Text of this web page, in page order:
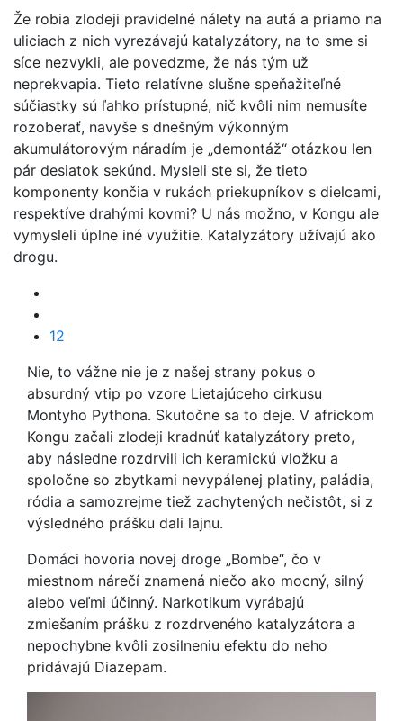
Že robia zlodeji pravidelné nálety na autá a priamo na
uliciach z nich vyrezávajú katalyzátory, na to sme si
síce nezvykli, ale povedzme, že nás tým už
neprekvapia. Tieto relatívne slušne speňažiteľné
súčiastky sú ľahko prístupné, nič kvôli nim nemusíte
rozoberať, navyše s dnešným výkonným
akumulátorovým náradím je „demontáž“ otázkou len
pár desiatok sekúnd. Mysleli ste si, že tieto
komponenty končia v rukách priekupníkov s dielcami,
respektíve drahými kovmi? U nás možno, v Kongu ale
vymysleli úplne iné využitie. Katalyzátory užívajú ako
drogu.
12
Nie, to vážne nie je z našej strany pokus o
absurdný vtip po vzore Lietajúceho cirkusu
Montyho Pythona. Skutočne sa to deje. V africkom
Kongu začali zlodeji kradnúť katalyzátory preto,
aby následne rozdrvili ich keramickú vložku a
spoločne so zbytkami nevypálenej platiny, paládia,
ródia a samozrejme tiež zachytených nečistôt, si z
výsledného prášku dali lajnu.
Domáci hovoria novej droge „Bombe“, čo v
miestnom nárečí znamená niečo ako mocný, silný
alebo veľmi účinný. Narkotikum vyrábajú
zmiešaním prášku z rozdrveného katalyzátora a
nepochybne kvôli zosilneniu efektu do neho
pridávajú Diazepam.